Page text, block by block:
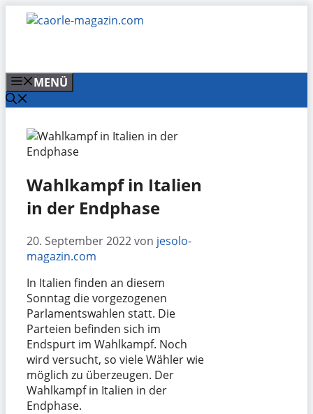
Zum
Inhalt
MENÜ
Wahlkampf in Italien
in der Endphase
20. September 2022von jesolo-
magazin.com
In Italien finden an diesem
Sonntag die vorgezogenen
Parlamentswahlen statt. Die
Parteien befinden sich im
Endspurt im Wahlkampf. Noch
wird versucht, so viele Wähler wie
möglich zu überzeugen. Der
Wahlkampf in Italien in der
Endphase.